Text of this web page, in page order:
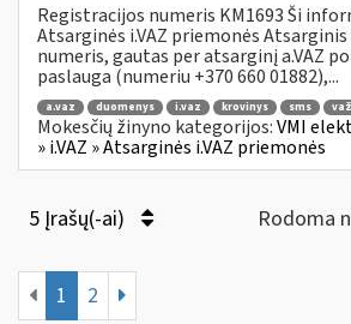
Registracijos numeris KM1693 Ši
Atsarginės i.VAZ priemonės
numeris, gautas per atsarginį a.VAZ
paslauga (numeriu +370 660 01882),...
a.vaz duomenys i.vaz krovinys sms
Mokesčių žinyno kategorijos:VMI
» i.VAZ » Atsarginės i.VAZ priemonės
5 Įrašų(-ai) Rodoma
1 2